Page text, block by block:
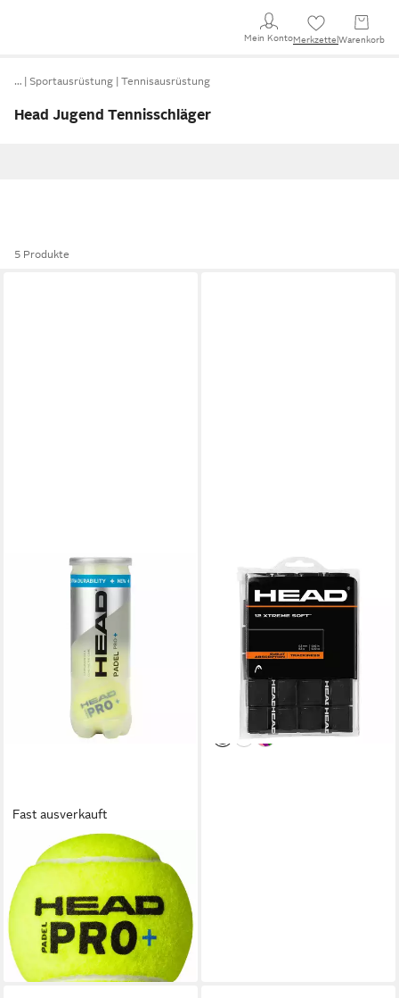
Mein KontoMerkzettel Warenkorb
… Sportausrüstung Tennisausrüstung
Head Jugend Tennisschläger
5 Produkte
Fast ausverkauft
HEAD
Padelschläger 3er Dose
HEAD PADEL PRO+ Bälle, (3-
6,99 €
(2,33 €/ 1 Stk)
lieferbar - in 3-4 Werktagen bei dir
Tennisschläger Griffband
Head Xtreme Soft 12 pcs
Pack - Perfekter Grip &
Komfort
19,90 €
lieferbar - in 2-3 Werktagen bei dir